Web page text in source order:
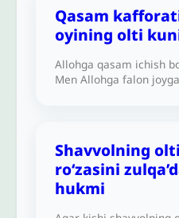
hukmi qanday?Alloh
mukofotlasin.
Qasam
oyining olti
Allohga qasam ichish
Men Allohga falon
mukofotlasin.
Shavvolning
ro‘zasini
hukmi